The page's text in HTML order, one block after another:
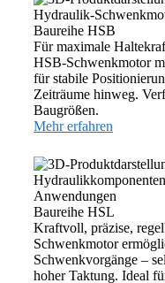
Baureihe HSB
Für maximale
HSB-Schwenkmotor
für stabile
Zeiträume hinweg.
Baugrößen.
Mehr erfahren
Baureihe HSL
Kraftvoll, präzise,
Schwenkmotor
Schwenkvorgänge –
hoher Taktung. Ideal